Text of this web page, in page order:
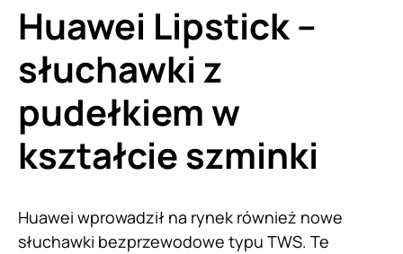
Huawei Lipstick –
słuchawki z
pudełkiem w
kształcie szminki
Huawei wprowadził na rynek również nowe
słuchawki bezprzewodowe typu TWS. Te